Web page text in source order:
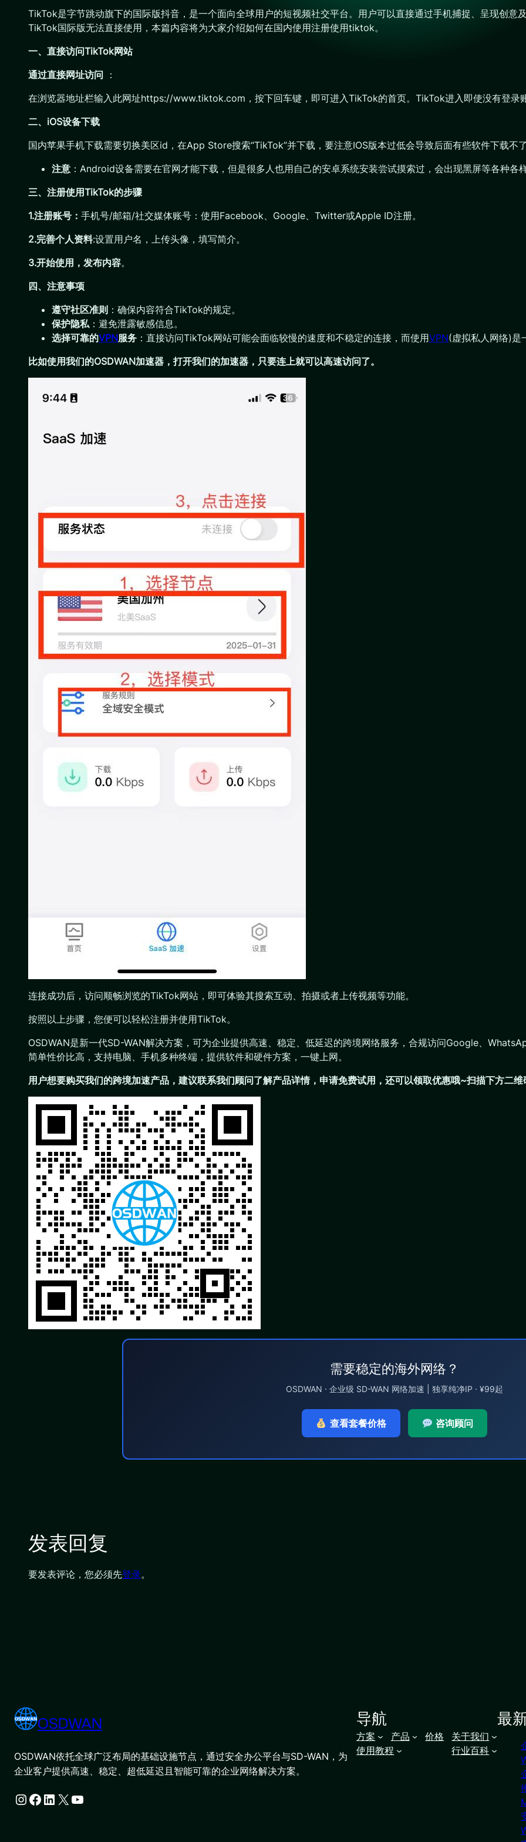
TikTok是字节跳动旗下的国际版抖音，是一个面向全球用户的短视频社交平台。用户可以直接通过手机捕捉、呈现创意
TikTok国际版无法直接使用，本篇内容将为大家介绍如何在国内使用注册使用tiktok。
一、直接访问TikTok网站
通过直接网址访问 ：
在浏览器地址栏输入此网址https://www.tiktok.com，按下回车键，即可进入TikTok的首页。TikTok进入即使没有登录
二、iOS设备下载
国内苹果手机下载需要切换美区id，在App Store搜索“TikTok”并下载，要注意IOS版本过低会导致后面有些软件下载不
注意 ：Android设备需要在官网才能下载，但是很多人也用自己的安卓系统安装尝试摸索过，会出现黑屏等各种各
三、注册使用TikTok的步骤
1.注册账号： 手机号/邮箱/社交媒体账号：使用Facebook、Google、Twitter或Apple ID注册。
2.完善个人资料:设置用户名，上传头像，填写简介。
3.开始使用，发布内容。
四、注意事项
遵守社区准则 ：确保内容符合TikTok的规定。
保护隐私：避免泄露敏感信息。
选择可靠的VPN服务 ：直接访问TikTok网站可能会面临较慢的速度和不稳定的连接，而使用VPN(虚拟私人网络)是
比如使用我们的OSDWAN加速器，打开我们的加速器，只要连上就可以高速访问了。
连接成功后，访问顺畅浏览的TikTok网站，即可体验其搜索互动、拍摄或者上传视频等功能。
按照以上步骤，您便可以轻松注册并使用TikTok。
OSDWAN是新一代SD-WAN解决方案，可为企业提供高速、稳定、低延迟的跨境网络服务，合规访问Google、
简单性价比高，支持电脑、手机多种终端，提供软件和硬件方案，一键上网。
用户想要购买我们的跨境加速产品，建议联系我们顾问了解产品详情，申请免费试用，还可以领取优惠哦~扫描下方二
需要稳定的海外网络？
OSDWAN · 企业级 SD-WAN 网络加速 | 独享纯净IP · ¥99起
查看套餐价格 咨询顾问
发表回复
要发表评论，您必须先登录。
OSDWAN
OSDWAN依托全球广泛布局的基础设施节点，通过安全办公平台与SD-WAN，为
企业客户提供高速、稳定、超低延迟且智能可靠的企业网络解决方案。
Instagram Facebook LinkedIn X YouTube
导航
方案 产品 价格
关于我们
使用教程
行业百科
最